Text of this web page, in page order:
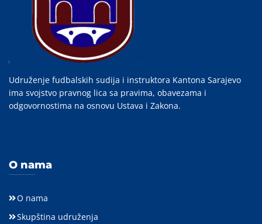
Udruženje fudbalskih sudija i instruktora Kantona Sarajevo
ima svojstvo pravnog lica sa pravima, obavezama i
odgovornostima na osnovu Ustava i Zakona.
O nama
O nama
Skupština udruženja